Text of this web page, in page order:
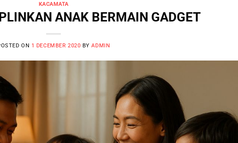
KACAMATA
ANAK BERMAIN GADGET
ON 1 DECEMBER 2020 BYADMIN